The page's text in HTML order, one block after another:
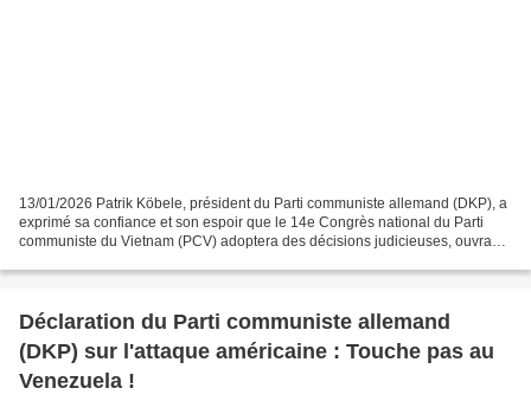
13/01/2026 Patrik Köbele, président du Parti communiste allemand (DKP), a
exprimé sa confiance et son espoir que le 14e Congrès national du Parti
communiste du Vietnam (PCV) adoptera des décisions judicieuses, ouvrant
Déclaration du Parti communiste allemand
(DKP) sur l'attaque américaine : Touche pas au
Venezuela !